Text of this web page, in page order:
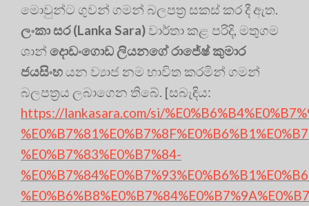
මොවුන්ට ගුවන් ගමන් බලපත්‍ර සකස් කර දී ඇත.
ලංකා සර (Lanka Sara) වාර්තා කළ පරිදි, මතුගම
ශාන් දොඩංගොඩ ලියනගේ රාජේෂ් කුමාර
ජයසිංහ යන ව්‍යාජ නම භාවිත කරමින් ගමන්
බලපත්‍රය ලබාගෙන තිබේ. [සබැඳිය:
https://lankasara.com/si/
%E0%B7%83%E0%B7%84-